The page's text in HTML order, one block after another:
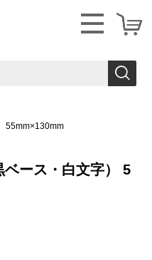
55mm×130mm
ース・白文字） 5